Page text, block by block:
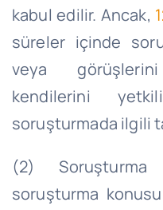
kabul edilir. Ancak,
süreler içinde
veya
kendilerini
soruşturmada ilgili
(2) Soruşturma
soruşturma